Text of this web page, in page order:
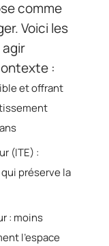
comme
Voici les
:
et offrant
(ITE) :
préserve la
: moins
l’espace